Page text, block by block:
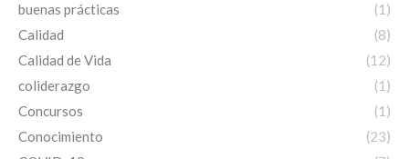
buenas prácticas
(1)
Calidad
(8)
Calidad de Vida
(12)
coliderazgo
(1)
Concursos
(1)
Conocimiento
(23)